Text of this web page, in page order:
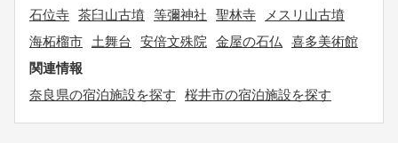
石位寺 茶臼山古墳 等彌神社 聖林寺
メスリ山古墳
海柘榴市
土舞台 安倍文殊院 金屋の石仏
喜多美術館
関連情報
奈良県の宿泊施設を探す
桜井市の宿泊施設を探す